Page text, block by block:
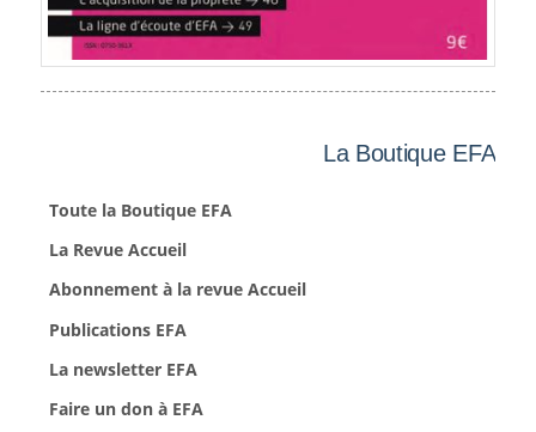
La Boutique EFA
Toute la Boutique EFA
La Revue Accueil
Abonnement à la revue Accueil
Publications EFA
La newsletter EFA
Faire un don à EFA